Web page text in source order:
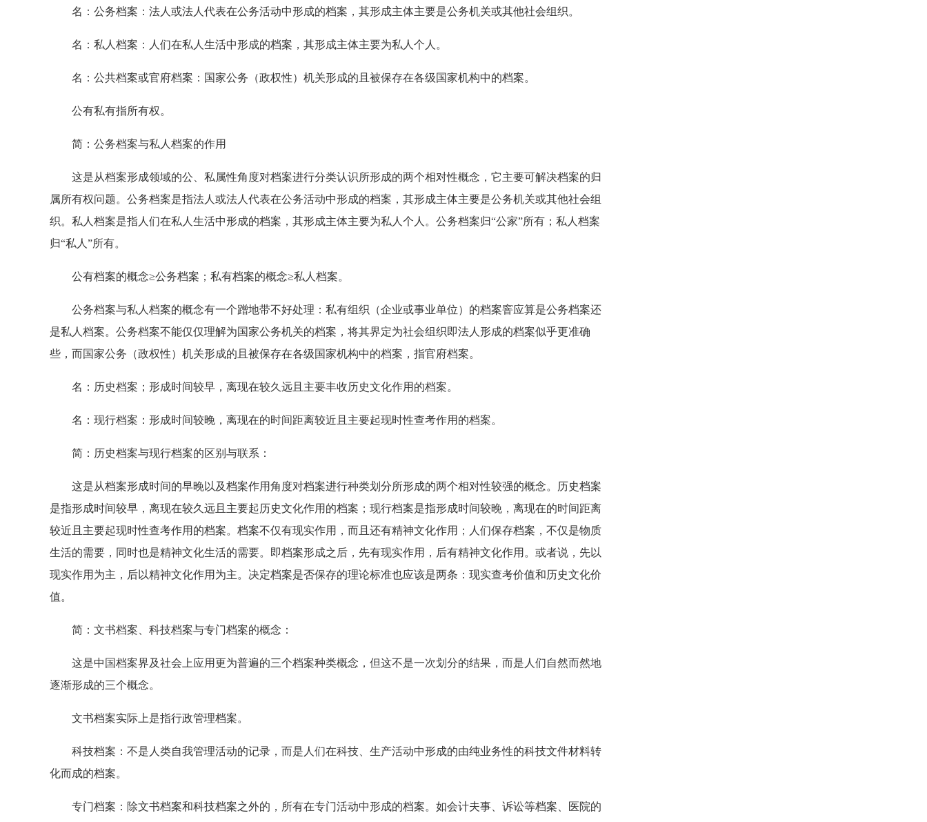
名：公务档案：法人或法人代表在公务活动中形成的档案，其形成主体主要是公务机关或其他社会组织。
名：私人档案：人们在私人生活中形成的档案，其形成主体主要为私人个人。
名：公共档案或官府档案：国家公务（政权性）机关形成的且被保存在各级国家机构中的档案。
公有私有指所有权。
简：公务档案与私人档案的作用
这是从档案形成领域的公、私属性角度对档案进行分类认识所形成的两个相对性概念，它主要可解决档案的归
属所有权问题。公务档案是指法人或法人代表在公务活动中形成的档案，其形成主体主要是公务机关或其他社会组
织。私人档案是指人们在私人生活中形成的档案，其形成主体主要为私人个人。公务档案归“公家”所有；私人档案
归“私人”所有。
公有档案的概念≥公务档案；私有档案的概念≥私人档案。
公务档案与私人档案的概念有一个蹭地带不好处理：私有组织（企业或事业单位）的档案窨应算是公务档案还
是私人档案。公务档案不能仅仅理解为国家公务机关的档案，将其界定为社会组织即法人形成的档案似乎更准确
些，而国家公务（政权性）机关形成的且被保存在各级国家机构中的档案，指官府档案。
名：历史档案；形成时间较早，离现在较久远且主要丰收历史文化作用的档案。
名：现行档案：形成时间较晚，离现在的时间距离较近且主要起现时性查考作用的档案。
简：历史档案与现行档案的区别与联系：
这是从档案形成时间的早晚以及档案作用角度对档案进行种类划分所形成的两个相对性较强的概念。历史档案
是指形成时间较早，离现在较久远且主要起历史文化作用的档案；现行档案是指形成时间较晚，离现在的时间距离
较近且主要起现时性查考作用的档案。档案不仅有现实作用，而且还有精神文化作用；人们保存档案，不仅是物质
生活的需要，同时也是精神文化生活的需要。即档案形成之后，先有现实作用，后有精神文化作用。或者说，先以
现实作用为主，后以精神文化作用为主。决定档案是否保存的理论标准也应该是两条：现实查考价值和历史文化价
值。
简：文书档案、科技档案与专门档案的概念：
这是中国档案界及社会上应用更为普遍的三个档案种类概念，但这不是一次划分的结果，而是人们自然而然地
逐渐形成的三个概念。
文书档案实际上是指行政管理档案。
科技档案：不是人类自我管理活动的记录，而是人们在科技、生产活动中形成的由纯业务性的科技文件材料转
化而成的档案。
专门档案：除文书档案和科技档案之外的，所有在专门活动中形成的档案。如会计夫事、诉讼等档案、医院的